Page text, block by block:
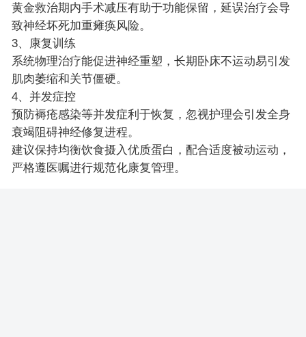
黄金救治期内手术减压有助于功能保留，延误治疗会导
致神经坏死加重瘫痪风险。
3、康复训练
系统物理治疗能促进神经重塑，长期卧床不运动易引发
肌肉萎缩和关节僵硬。
4、并发症控
预防褥疮感染等并发症利于恢复，忽视护理会引发全身
衰竭阻碍神经修复进程。
建议保持均衡饮食摄入优质蛋白，配合适度被动运动，
严格遵医嘱进行规范化康复管理。